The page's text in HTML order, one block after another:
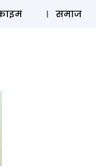
ऑडियो स्टोरीसमाज